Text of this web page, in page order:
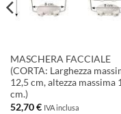
MASCHERA FACCIALE
(CORTA: Larghezza
12,5 cm, altezza massima
cm.)
52,70€ IVA inclusa